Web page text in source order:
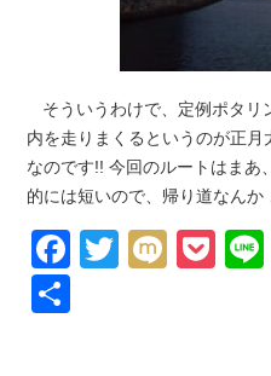
そういうわけで、定例ポタリ
内を走りまくるというのが正
なのです!! 今回のルートはまあ
的には短いので、帰り道なん
Facebook
Twitter
Mixi